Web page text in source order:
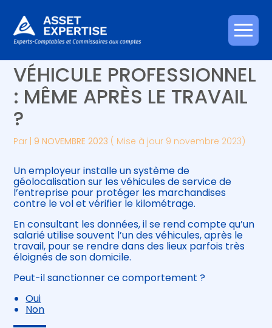
Aller
au
Créer et reprendre une activité
Gérer votre quotidien
Piloter votre entreprise
Développer votre entreprise
Être prêt pour la facturation
électronique
Piloter votre gestion
Suivre votre comptabilité
Gérer vos ressources humaines
GÉOLOCALISATION DU
VÉHICULE PROFESSIONNEL
: MÊME APRÈS LE TRAVAIL
?
Par |9 NOVEMBRE 2023 ( Mise à jour 9 novembre 2023)
Un employeur installe un système de
géolocalisation sur les véhicules de service de
l’entreprise pour protéger les marchandises
contre le vol et vérifier le kilométrage.
En consultant les données, il se rend compte qu’un
salarié utilise souvent l’un des véhicules, après le
travail, pour se rendre dans des lieux parfois très
éloignés de son domicile.
Peut-il sanctionner ce comportement ?
Oui
Non